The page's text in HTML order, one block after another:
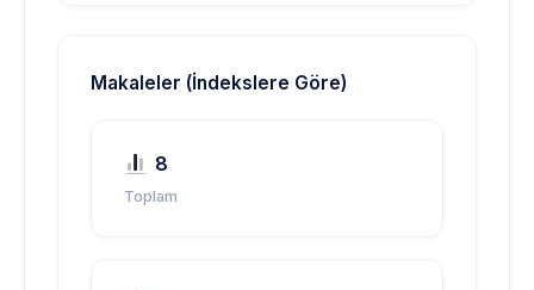
Makaleler (İndekslere Göre)
8
Toplam